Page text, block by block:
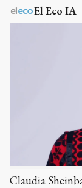
El Eco IA
Claudia